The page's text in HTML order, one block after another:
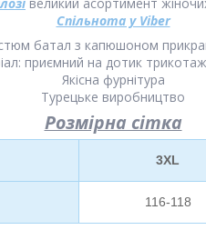
Спільнота у Viber
батал з капюшоном
приємний на дотик
Якісна фурнітура
Турецьке виробництво
Розмірна сітка
3XL
116-118